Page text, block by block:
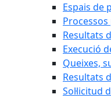
Espais de
Resultats
Execució
Queixes,
Resultats
Sol·licitud